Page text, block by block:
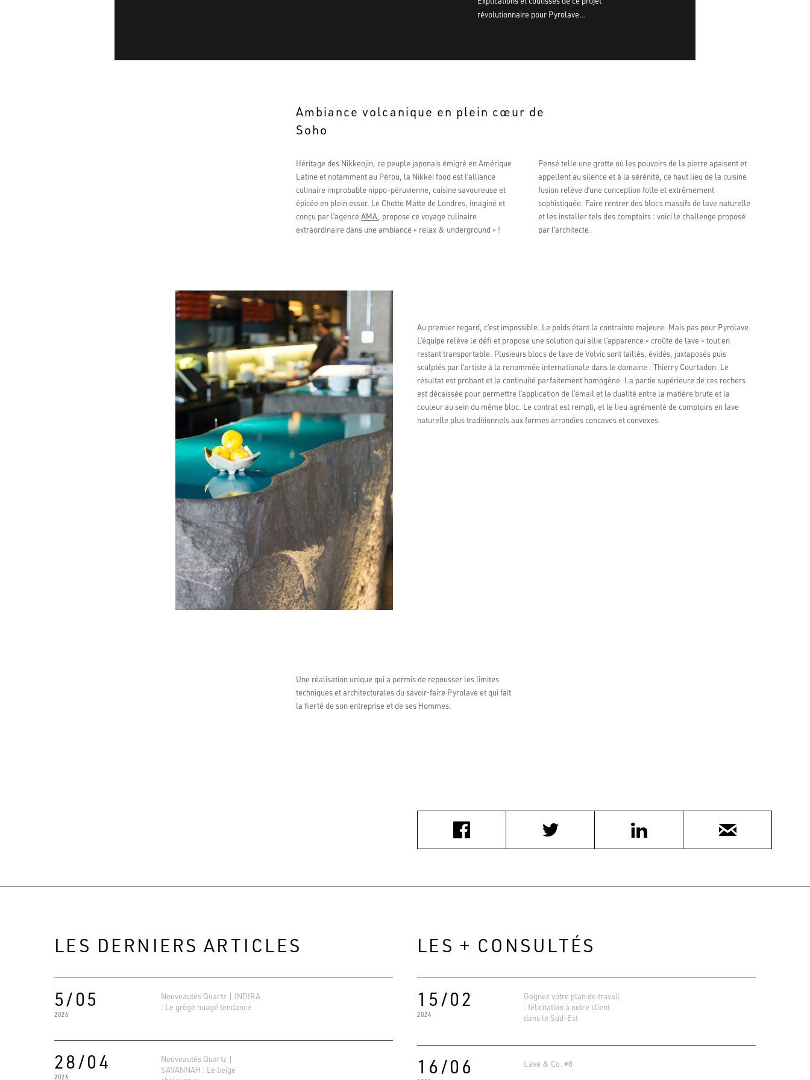
révolutionnaire pour Pyrolave…
Ambiance volcanique en plein cœur de
Soho
Héritage des Nikkeojin, ce peuple japonais émigré en Amérique
Latine et notamment au Pérou, la Nikkei food est l’alliance
culinaire improbable nippo-péruvienne, cuisine savoureuse et
épicée en plein essor. Le Chotto Matte de Londres, imaginé et
conçu par l’agenceAMA, propose ce voyage culinaire
extraordinaire dans une ambiance « relax & underground » !
Pensé telle une grotte où les pouvoirs de la pierre apaisent et
appellent au silence et à la sérénité, ce haut lieu de la cuisine
fusion relève d’une conception folle et extrêmement
sophistiquée. Faire rentrer des blocs massifs de lave naturelle
et les installer tels des comptoirs : voici le challenge proposé
par l’architecte.
Au premier regard, c’est impossible. Le poids étant la contrainte majeure. Mais pas pour Pyrolave.
L’équipe relève le défi et propose une solution qui allie l’apparence « croûte de lave » tout en
restant transportable. Plusieurs blocs de lave de Volvic sont taillés, évidés, juxtaposés puis
sculptés par l’artiste à la renommée internationale dans le domaine : Thierry Courtadon. Le
résultat est probant et la continuité parfaitement homogène. La partie supérieure de ces rochers
est décaissée pour permettre l’application de l’émail et la dualité entre la matière brute et la
couleur au sein du même bloc. Le contrat est rempli, et le lieu agrémenté de comptoirs en lave
naturelle plus traditionnels aux formes arrondies concaves et convexes.
Une réalisation unique qui a permis de repousser les limites
techniques et architecturales du savoir-faire Pyrolave et qui fait
la fierté de son entreprise et de ses Hommes.
LES DERNIERS ARTICLES
5/05
2026
Nouveautés Quartz | INDIRA
: Le grège nuagé tendance
28/04
2026
Nouveautés Quartz |
SAVANNAH : Le beige
LES + CONSULTÉS
15/02
2024
Gagnez votre plan de travail
: félicitation à notre client
dans le Sud-Est
16/06 Lave & Co. #8